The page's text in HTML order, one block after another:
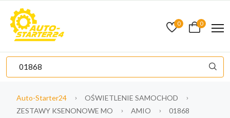
0 0
Auto-Starter24
OŚWIETLENIE SAMOCHOD
ZESTAWY KSENONOWE MO
AMIO 01868